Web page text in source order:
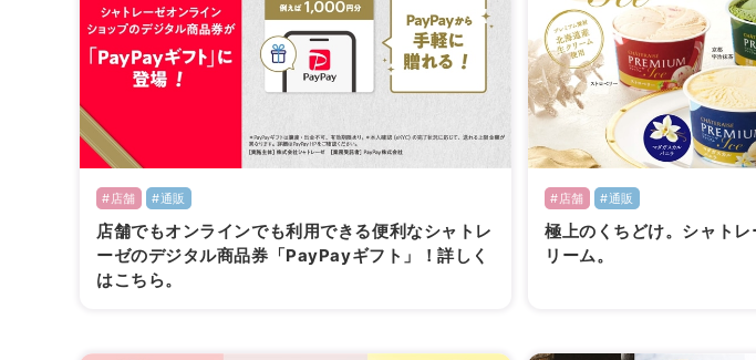
#店舗 #通販
店舗でもオンラインでも利用できる便利なシャトレ
ーゼのデジタル商品券「PayPayギフト」！詳しく
はこちら。
#店舗 #通販
極上のくちどけ。シャト
リーム。